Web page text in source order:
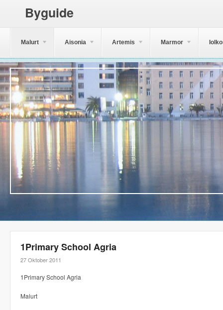
Byguide
Malurt Aisonia Artemis Marmor
1Primary School Agria
27 Oktober 2011
1Primary School Agria
Malurt